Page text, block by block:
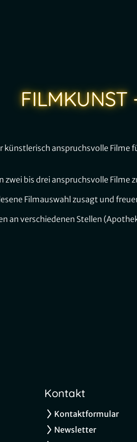
FILMKUNST
künstlerisch anspruchsvolle
bis drei anspruchsvolle Filme
Filmauswahl zusagt und
an verschiedenen Stellen
Kontakt
Kontaktformular
Newsletter